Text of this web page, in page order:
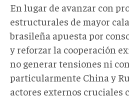
En lugar de avanzar con
estructurales de mayor
brasileña apuesta por
y reforzar la cooperación
no generar tensiones ni
particularmente China y
actores externos cruciales